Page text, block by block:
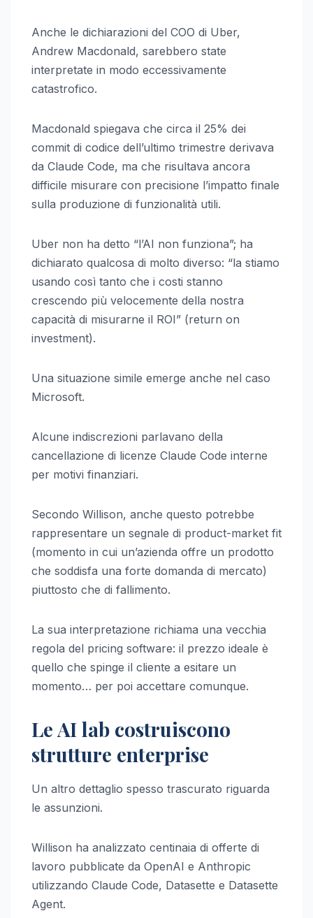
Anche le dichiarazioni del COO di Uber,
Andrew Macdonald, sarebbero state
interpretate in modo eccessivamente
catastrofico.
Macdonald spiegava che circa il 25% dei
commit di codice dell’ultimo trimestre derivava
da Claude Code, ma che risultava ancora
difficile misurare con precisione l’impatto finale
sulla produzione di funzionalità utili.
Uber non ha detto “l’AI non funziona”; ha
dichiarato qualcosa di molto diverso: “la stiamo
usando così tanto che i costi stanno
crescendo più velocemente della nostra
capacità di misurarne il ROI” (return on
investment).
Una situazione simile emerge anche nel caso
Microsoft.
Alcune indiscrezioni parlavano della
cancellazione di licenze Claude Code interne
per motivi finanziari.
Secondo Willison, anche questo potrebbe
rappresentare un segnale di product-market fit
(momento in cui un’azienda offre un prodotto
che soddisfa una forte domanda di mercato)
piuttosto che di fallimento.
La sua interpretazione richiama una vecchia
regola del pricing software: il prezzo ideale è
quello che spinge il cliente a esitare un
momento… per poi accettare comunque.
Le AI lab costruiscono
strutture enterprise
Un altro dettaglio spesso trascurato riguarda
le assunzioni.
Willison ha analizzato centinaia di offerte di
lavoro pubblicate da OpenAI e Anthropic
utilizzando Claude Code, Datasette e Datasette
Agent.